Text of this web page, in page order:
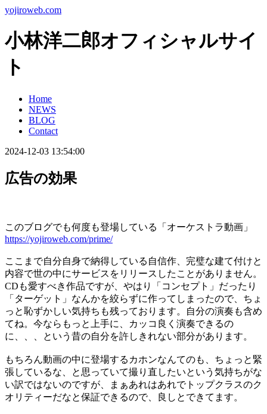
yojiroweb.com
小林洋二郎オフィシャルサイ
ト
Home
NEWS
BLOG
Contact
2024-12-03 13:54:00
広告の効果
このブログでも何度も登場している「オーケストラ動画」
https://yojiroweb.com/prime/
ここまで自分自身で納得している自信作、完璧な建て付けと
内容で世の中にサービスをリリースしたことがありません。
CDも愛すべき作品ですが、やはり「コンセプト」だったり
「ターゲット」なんかを絞らずに作ってしまったので、ちょ
っと恥ずかしい気持ちも残っております。自分の演奏も含め
てね。今ならもっと上手に、カッコ良く演奏できるの
に、、、という昔の自分を許しきれない部分があります。
もちろん動画の中に登場するカホンなんてのも、ちょっと緊
張しているな、と思っていて撮り直したいという気持ちがな
い訳ではないのですが、まぁあれはあれでトップクラスのク
オリティーだなと保証できるので、良しとできてます。